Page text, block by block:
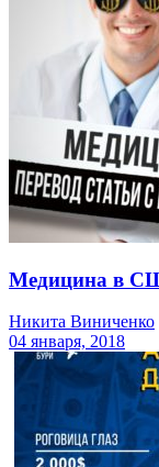
Медицина в
Никита Виниченко
04 января, 2018